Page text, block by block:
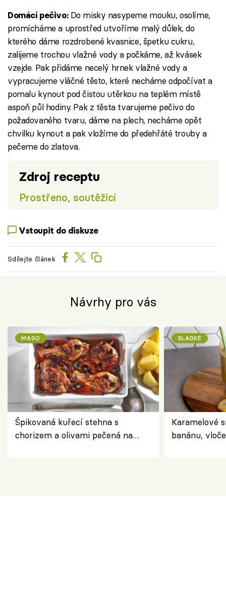
Domácí pečivo: Do misky nasypeme mouku, osolíme,
promícháme a uprostřed utvoříme malý důlek, do
kterého dáme rozdrobené kvasnice, špetku cukru,
zalijeme trochou vlažné vody a počkáme, až kvásek
vzejde. Pak přidáme necelý hrnek vlažné vody a
vypracujeme vláčné těsto, které necháme odpočívat a
pomalu kynout pod čistou utěrkou na teplém místě
aspoň půl hodiny. Pak z těsta tvarujeme pečivo do
požadovaného tvaru, dáme na plech, necháme opět
chvilku kynout a pak vložíme do předehřáté trouby a
pečeme do zlatova.
Zdroj receptu
Prostřeno, soutěžící
Vstoupit do diskuze
Sdílejte článek
Návrhy pro vás
MASO
Špikovaná kuřecí stehna s
chorizem a olivami pečená na
SLADKÉ
Karamelové
banánu,